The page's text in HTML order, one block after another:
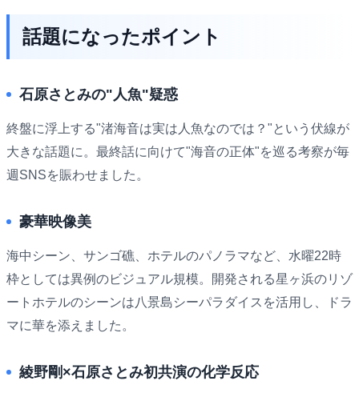
話題になったポイント
石原さとみの"人魚"疑惑
終盤に浮上する"渚海音は実は人魚なのでは？"という伏線が
大きな話題に。最終話に向けて"海音の正体"を巡る考察が毎
週SNSを賑わせました。
豪華映像美
海中シーン、サンゴ礁、ホテルのパノラマなど、水曜22時
枠としては異例のビジュアル規模。開発される星ヶ浜のリゾ
ートホテルのシーンは八景島シーパラダイスを活用し、ドラ
マに華を添えました。
綾野剛×石原さとみ初共演の化学反応